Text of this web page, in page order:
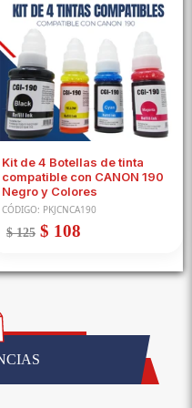
Kit de 4 Botellas de tinta
compatible con CANON 190
Negro y Colores
CÓDIGO: PKJCNCA190
Precio
$ 125 Precio
$ 108